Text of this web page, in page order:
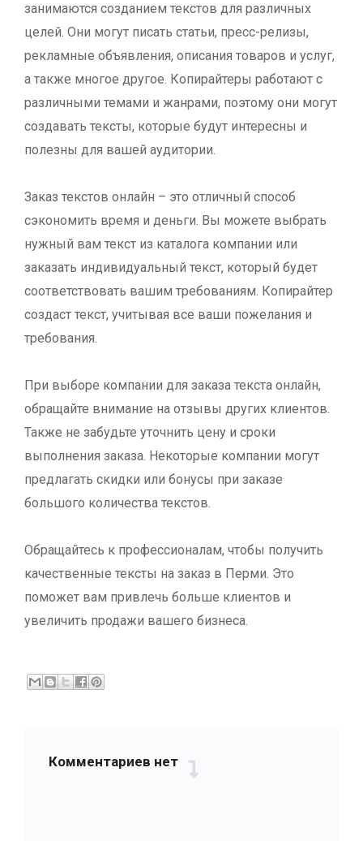
занимаются созданием текстов для различных
целей. Они могут писать статьи, пресс-релизы,
рекламные объявления, описания товаров и услуг,
а также многое другое. Копирайтеры работают с
различными темами и жанрами, поэтому они могут
создавать тексты, которые будут интересны и
полезны для вашей аудитории.
Заказ текстов онлайн – это отличный способ
сэкономить время и деньги. Вы можете выбрать
нужный вам текст из каталога компании или
заказать индивидуальный текст, который будет
соответствовать вашим требованиям. Копирайтер
создаст текст, учитывая все ваши пожелания и
требования.
При выборе компании для заказа текста онлайн,
обращайте внимание на отзывы других клиентов.
Также не забудьте уточнить цену и сроки
выполнения заказа. Некоторые компании могут
предлагать скидки или бонусы при заказе
большого количества текстов.
Обращайтесь к профессионалам, чтобы получить
качественные тексты на заказ в Перми. Это
поможет вам привлечь больше клиентов и
увеличить продажи вашего бизнеса.
Комментариев нет